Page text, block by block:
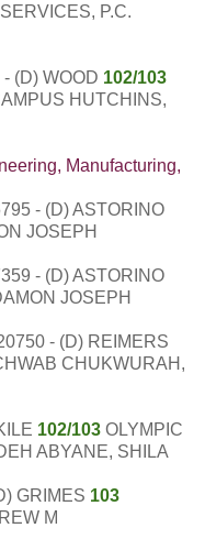
P.C.
(D) WOOD 102/103
HUTCHINS,
Manufacturing,
- (D) ASTORINO
JOSEPH
- (D) ASTORINO
JOSEPH
- (D) REIMERS
CHUKWURAH,
102/103 OLYMPIC
ABYANE, SHILA
GRIMES 103
M